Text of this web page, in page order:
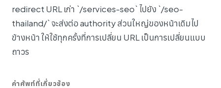
redirect URL เก่า `/services-seo` ไปยัง `/seo-
thailand/` จะส่งต่อ authority ส่วนใหญ่ของหน้าเดิมไป
ข้างหน้า ให้ใช้ทุกครั้งที่การเปลี่ยน URL เป็นการเปลี่ยนแบบ
ถาวร
คำศัพท์ที่เกี่ยวข้อง